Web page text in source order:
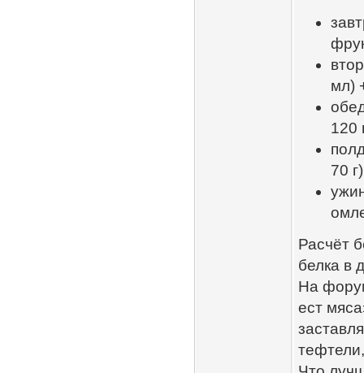
мл)
120
70
Расчёт
белка в
На
ест